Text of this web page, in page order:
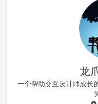
龙
一个帮助交互设计师成长